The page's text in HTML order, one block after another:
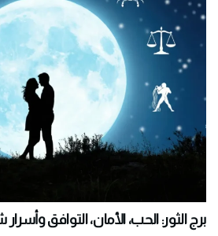
برج الثور: الحب، الأمان، التوافق